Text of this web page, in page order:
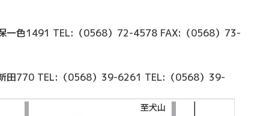
一色1491 TEL:（0568）72-4578 FAX:（0568）73-
田770 TEL:（0568）39-6261 TEL:（0568）39-